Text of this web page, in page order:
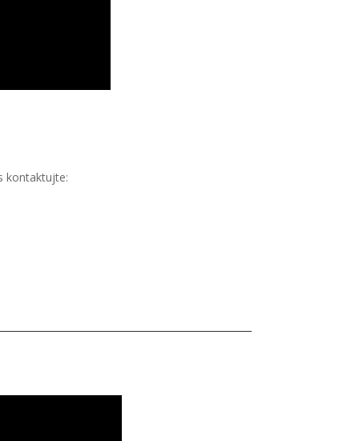
kontaktujte: